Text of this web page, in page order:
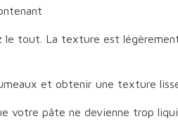
tout. La texture est
et obtenir une texture
votre pâte ne devienne trop